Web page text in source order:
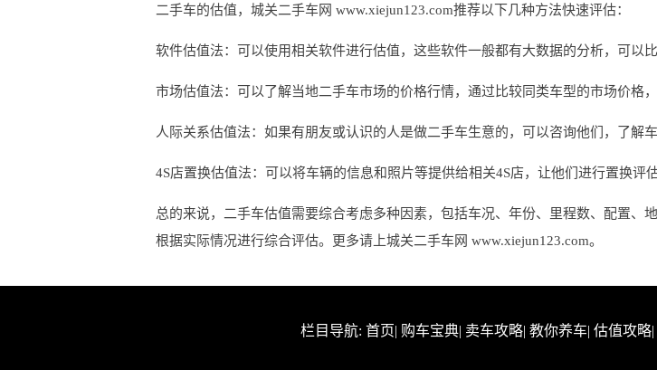
二手车的估值，城关二手车网 www.xiejun123.com推荐以下几种方法快速评估：
软件估值法：可以使用相关软件进行估值，这些软件一般都有大数据的分析，可以
市场估值法：可以了解当地二手车市场的价格行情，通过比较同类车型的市场价格
人际关系估值法：如果有朋友或认识的人是做二手车生意的，可以咨询他们，了解车
4S店置换估值法：可以将车辆的信息和照片等提供给相关4S店，让他们进行置换评
总的来说，二手车估值需要综合考虑多种因素，包括车况、年份、里程数、配置、
根据实际情况进行综合评估。更多请上城关二手车网 www.xiejun123.com。
栏目导航: 首页| 购车宝典| 卖车攻略| 教你养车| 估值攻略|